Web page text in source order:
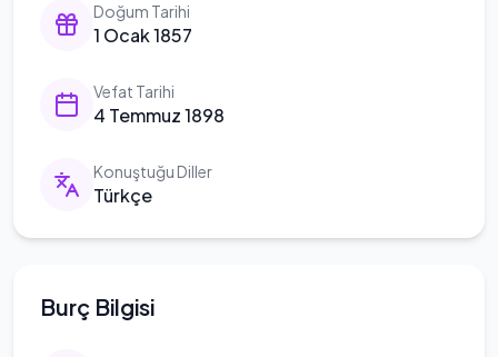
Doğum Tarihi
1 Ocak 1857
Vefat Tarihi
4 Temmuz 1898
Konuştuğu Diller
Türkçe
Burç Bilgisi